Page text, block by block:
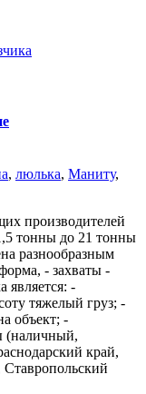
, люлька, Маниту,
производителей
тонны до 21 тонны
разнообразным
- захваты -
является: -
тяжелый груз; -
объект; -
(наличный,
край,
Ставропольский